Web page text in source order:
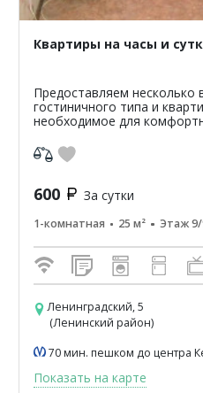
Квартиры на часы и
Предоставляем несколько
гостиничного типа и
необходимое для
машина, телевизор, дв...
600 За сутки
1-комнатная 25 м² Этаж
Ленинградский, 5
(Ленинский район)
70 мин. пешком до центра
Показать на карте